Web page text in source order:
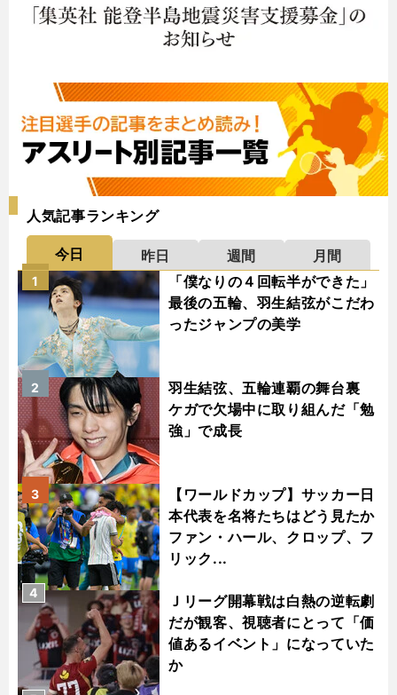
人気記事ランキング
今日 昨日 週間
月間
「僕なりの４回転半ができた」
最後の五輪、羽生結弦がこだわ
ったジャンプの美学
1
羽生結弦、五輪連覇の舞台裏
ケガで欠場中に取り組んだ「勉
強」で成長
2
【ワールドカップ】サッカー日
本代表を名将たちはどう見たか
ファン・ハール、クロップ、フ
リック...
3
Ｊリーグ開幕戦は白熱の逆転劇
だが観客、視聴者にとって「価
値あるイベント」になっていた
か
4